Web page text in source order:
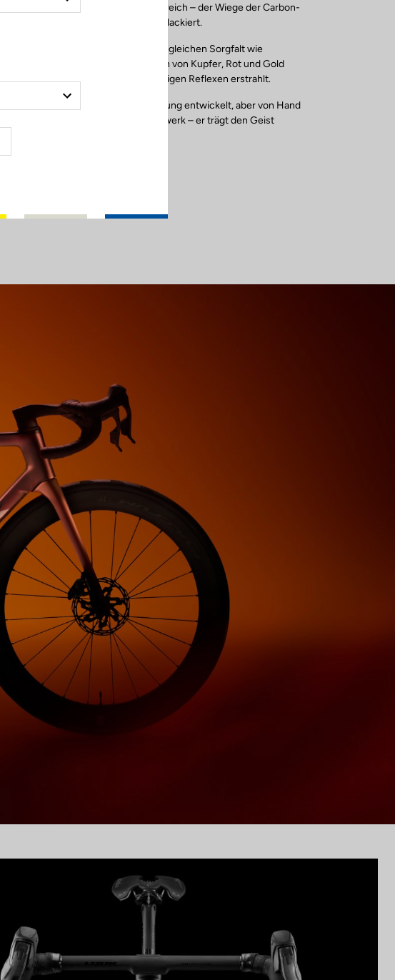
LOOK Cycle Fabrik in Burgund, Frankreich – der Wiege der Carbon-
Innovation – entworfen, geformt und lackiert.
Hier arbeiten die Handwerker mit der gleichen Sorgfalt wie
Meistermaler und schichten Nuancen von Kupfer, Rot und Gold
übereinander, bis das Finish in lebendigen Reflexen erstrahlt.
Jeder Rahmen wird für höchste Leistung entwickelt, aber von Hand
vollendet wie ein einzigartiges Kunstwerk – er trägt den Geist